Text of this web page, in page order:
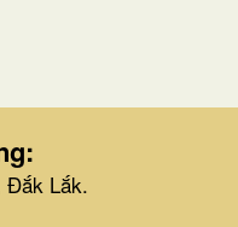
Đắk Lắk.